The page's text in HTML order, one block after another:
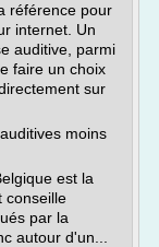
référence pour
internet. Un
auditive, parmi
faire un choix
sur
moins
est la
conseille
par la
autour d'un...